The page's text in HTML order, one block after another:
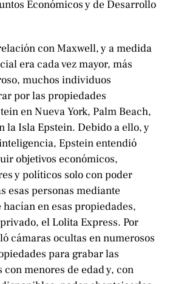
Económicos y de Desarrollo
con Maxwell, y a medida
era cada vez mayor, más
muchos individuos
por las propiedades
en Nueva York, Palm Beach,
la Isla Epstein. Debido a ello, y
Epstein entendió
objetivos económicos,
y políticos solo con poder
esas personas mediante
en esas propiedades,
el Lolita Express. Por
cámaras ocultas en numerosos
para grabar las
con menores de edad y, con